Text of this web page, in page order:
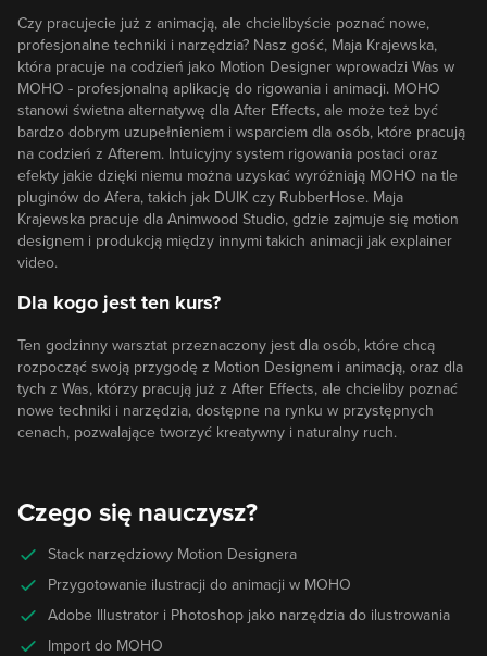
Czy pracujecie już z animacją, ale chcielibyście poznać nowe,
profesjonalne techniki i narzędzia? Nasz gość, Maja Krajewska,
która pracuje na codzień jako Motion Designer wprowadzi Was w
MOHO - profesjonalną aplikację do rigowania i animacji. MOHO
stanowi świetna alternatywę dla After Effects, ale może też być
bardzo dobrym uzupełnieniem i wsparciem dla osób, które pracują
na codzień z Afterem. Intuicyjny system rigowania postaci oraz
efekty jakie dzięki niemu można uzyskać wyróżniają MOHO na tle
pluginów do Afera, takich jak DUIK czy RubberHose. Maja
Krajewska pracuje dla Animwood Studio, gdzie zajmuje się motion
designem i produkcją między innymi takich animacji jak explainer
video.
Dla kogo jest ten kurs?
Ten godzinny warsztat przeznaczony jest dla osób, które chcą
rozpocząć swoją przygodę z Motion Designem i animacją, oraz dla
tych z Was, którzy pracują już z After Effects, ale chcieliby poznać
nowe techniki i narzędzia, dostępne na rynku w przystępnych
cenach, pozwalające tworzyć kreatywny i naturalny ruch.
Czego się nauczysz?
Stack narzędziowy Motion Designera
Przygotowanie ilustracji do animacji w MOHO
Adobe Illustrator i Photoshop jako narzędzia do ilustrowania
Import do MOHO